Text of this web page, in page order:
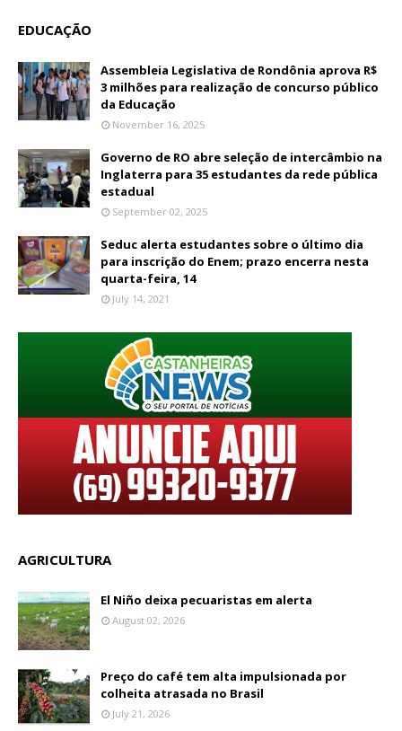
EDUCAÇÃO
Assembleia Legislativa de Rondônia aprova R$
3 milhões para realização de concurso público
da Educação
November 16, 2025
Governo de RO abre seleção de intercâmbio na
Inglaterra para 35 estudantes da rede pública
estadual
September 02, 2025
Seduc alerta estudantes sobre o último dia
para inscrição do Enem; prazo encerra nesta
quarta-feira, 14
July 14, 2021
AGRICULTURA
El Niño deixa pecuaristas em alerta
August 02, 2026
Preço do café tem alta impulsionada por
colheita atrasada no Brasil
July 21, 2026